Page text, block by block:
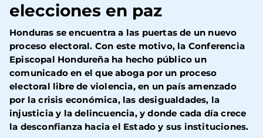
elecciones en paz
Honduras se encuentra a las puertas de un nuevo
proceso electoral. Con este motivo, la Conferencia
Episcopal Hondureña ha hecho público un
comunicado en el que aboga por un proceso
electoral libre de violencia, en un país amenzado
por la crisis económica, las desigualdades, la
injusticia y la delincuencia, y donde cada día crece
la desconfianza hacia el Estado y sus instituciones.